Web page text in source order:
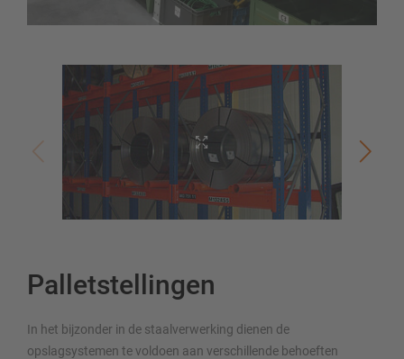
Palletstellingen
In het bijzonder in de staalverwerking dienen de
opslagsystemen te voldoen aan verschillende behoeften